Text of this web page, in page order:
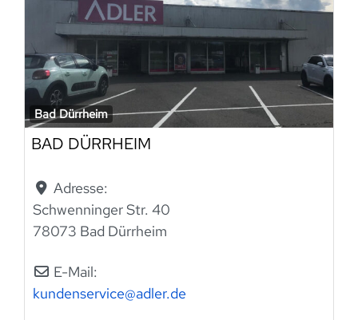
Bad Dürrheim
BAD DÜRRHEIM
Adresse:
Schwenninger Str. 40
78073 Bad Dürrheim
E-Mail:
kundenservice@adler.de